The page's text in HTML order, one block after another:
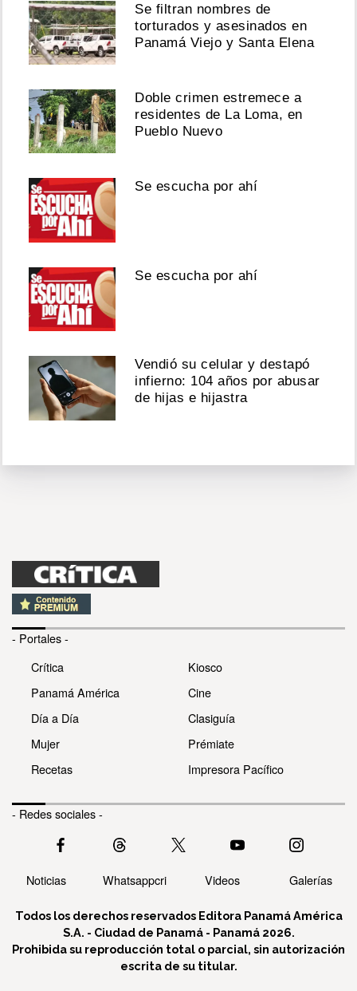
Se filtran nombres de
torturados y asesinados en
Panamá Viejo y Santa Elena
Doble crimen estremece a
residentes de La Loma, en
Pueblo Nuevo
Se escucha por ahí
Se escucha por ahí
Vendió su celular y destapó
infierno: 104 años por abusar
de hijas e hijastra
- Portales -
Crítica
Panamá América
Día a Día
Mujer
Recetas
Kiosco
Cine
Clasiguía
Prémiate
Impresora Pacífico
- Redes sociales -
Noticias Whatsappcri Videos Galerías
Todos los derechos reservados Editora Panamá América
S.A. - Ciudad de Panamá - Panamá 2026.
Prohibida su reproducción total o parcial, sin autorización
escrita de su titular.